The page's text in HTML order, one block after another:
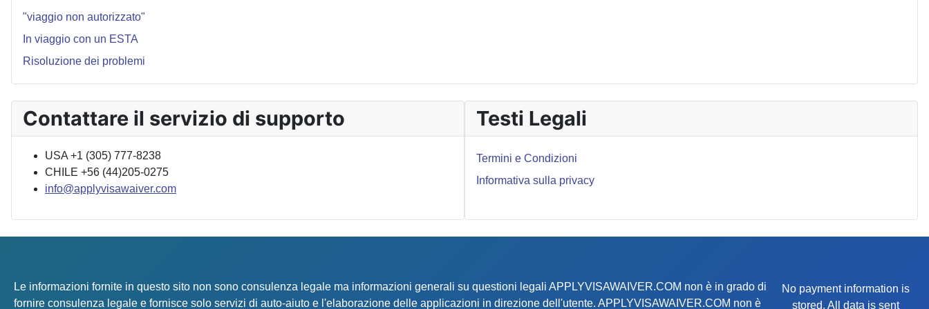
"viaggio non autorizzato"
In viaggio con un ESTA
Risoluzione dei problemi
Contattare il servizio di supporto
USA +1 (305) 777-8238
CHILE +56 (44)205-0275
info@applyvisawaiver.com
Testi Legali
Termini e Condizioni
Informativa sulla privacy
Le informazioni fornite in questo sito non sono consulenza legale ma informazioni generali su questioni legali APPLYVISAWAIVER.COM non è in grado di
fornire consulenza legale e fornisce solo servizi di auto-aiuto e l'elaborazione delle applicazioni in direzione dell'utente. APPLYVISAWAIVER.COM non è
No payment information is
stored. All data is sent